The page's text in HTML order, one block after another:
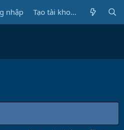
nhập Tạo tài khoản